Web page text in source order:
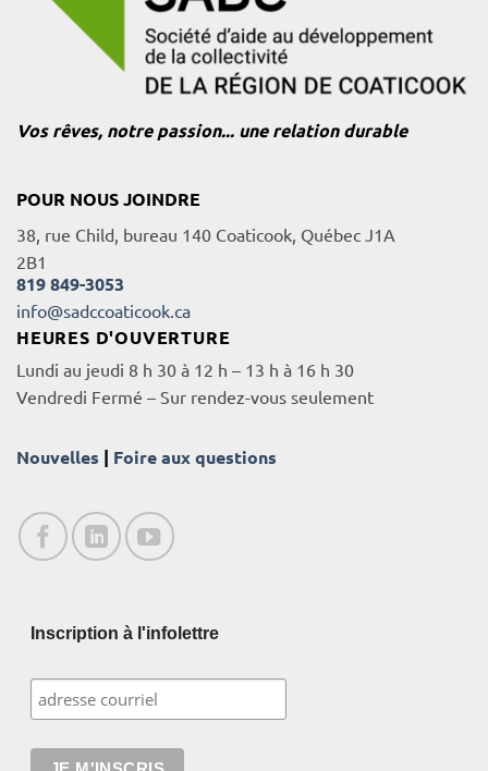
Vos rêves, notre passion... une relation durable
POUR NOUS JOINDRE
38, rue Child, bureau 140 Coaticook, Québec J1A
2B1
819 849-3053
info@sadccoaticook.ca
HEURES D'OUVERTURE
Lundi au jeudi 8 h 30 à 12 h – 13 h à 16 h 30
Vendredi Fermé – Sur rendez-vous seulement
Nouvelles | Foire aux questions
Inscription à l'infolettre